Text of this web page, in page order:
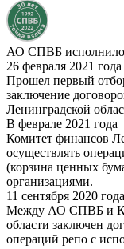
АО СПВБ
26 февраля 2021 года
Прошел первый
заключение
Ленинградской
В феврале 2021 года
Комитет финансов
осуществлять
(корзина ценных
организациями.
11 сентября 2020 года
Между АО СПВБ и
области заключен
операций репо с